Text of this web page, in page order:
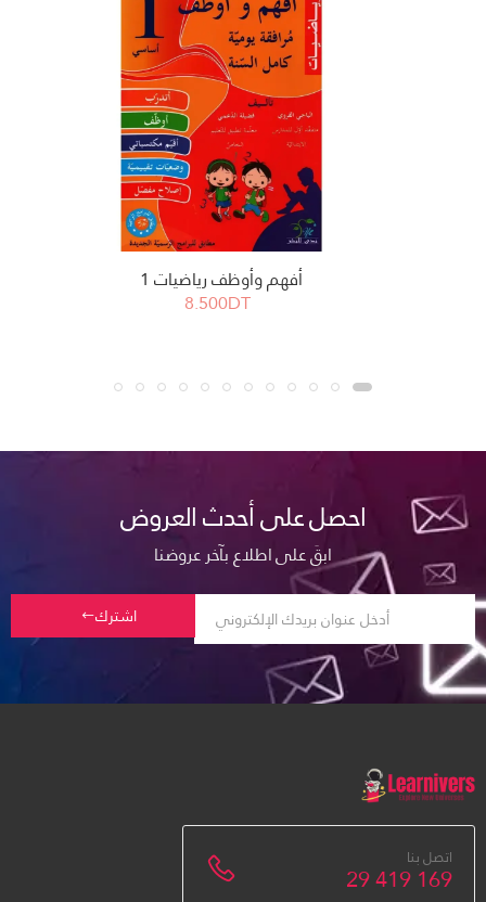
أفهم وأوظف رياضيات 1
8.500DT
احصل على أحدث العروض
ابقَ على اطلاع بآخر عروضنا
اشترك
اتصل بنا
29 419 169